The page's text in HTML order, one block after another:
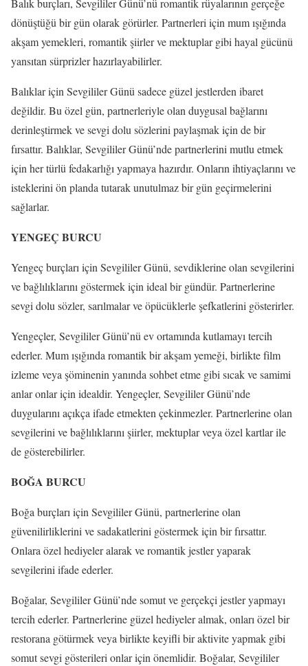
Balık burçları, Sevgililer Günü’nü romantik rüyalarının gerçeğe
dönüştüğü bir gün olarak görürler. Partnerleri için mum ışığında
akşam yemekleri, romantik şiirler ve mektuplar gibi hayal gücünü
yansıtan sürprizler hazırlayabilirler.
Balıklar için Sevgililer Günü sadece güzel jestlerden ibaret
değildir. Bu özel gün, partnerleriyle olan duygusal bağlarını
derinleştirmek ve sevgi dolu sözlerini paylaşmak için de bir
fırsattır. Balıklar, Sevgililer Günü’nde partnerlerini mutlu etmek
için her türlü fedakarlığı yapmaya hazırdır. Onların ihtiyaçlarını ve
isteklerini ön planda tutarak unutulmaz bir gün geçirmelerini
sağlarlar.
YENGEÇ BURCU
Yengeç burçları için Sevgililer Günü, sevdiklerine olan sevgilerini
ve bağlılıklarını göstermek için ideal bir gündür. Partnerlerine
sevgi dolu sözler, sarılmalar ve öpücüklerle şefkatlerini gösterirler.
Yengeçler, Sevgililer Günü’nü ev ortamında kutlamayı tercih
ederler. Mum ışığında romantik bir akşam yemeği, birlikte film
izleme veya şöminenin yanında sohbet etme gibi sıcak ve samimi
anlar onlar için idealdir. Yengeçler, Sevgililer Günü’nde
duygularını açıkça ifade etmekten çekinmezler. Partnerlerine olan
sevgilerini ve bağlılıklarını şiirler, mektuplar veya özel kartlar ile
de gösterebilirler.
BOĞA BURCU
Boğa burçları için Sevgililer Günü, partnerlerine olan
güvenilirliklerini ve sadakatlerini göstermek için bir fırsattır.
Onlara özel hediyeler alarak ve romantik jestler yaparak
sevgilerini ifade ederler.
Boğalar, Sevgililer Günü’nde somut ve gerçekçi jestler yapmayı
tercih ederler. Partnerlerine güzel hediyeler almak, onları özel bir
restorana götürmek veya birlikte keyifli bir aktivite yapmak gibi
somut sevgi gösterileri onlar için önemlidir. Boğalar, Sevgililer